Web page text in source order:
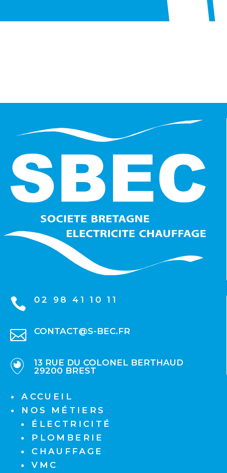
 02 98 41 10 11
 CONTACT@S-BEC.FR

13 RUE DU COLONEL BERTHAUD
29200 BREST
ACCUEIL
NOS MÉTIERS
ÉLECTRICITÉ
PLOMBERIE
CHAUFFAGE
VMC